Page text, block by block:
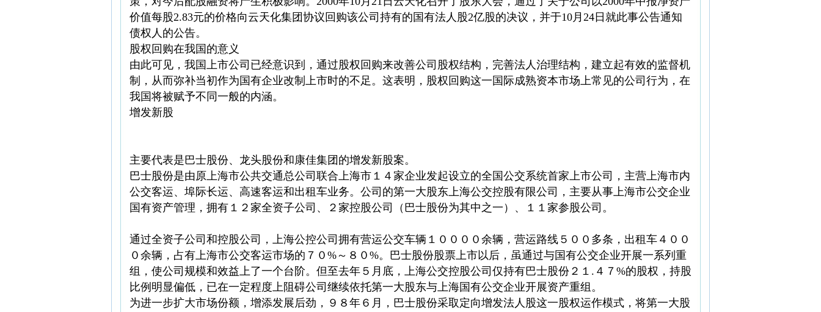
价值每股2.83元的价格向云天化集团协议回购该公司持有的国有法人股2亿股的决议，并于10月24日就此事公告通知
债权人的公告。
股权回购在我国的意义
由此可见，我国上市公司已经意识到，通过股权回购来改善公司股权结构，完善法人治理结构，建立起有效的监督机
制，从而弥补当初作为国有企业改制上市时的不足。这表明，股权回购这一国际成熟资本市场上常见的公司行为，在
我国将被赋予不同一般的内涵。
增发新股
主要代表是巴士股份、龙头股份和康佳集团的增发新股案。
巴士股份是由原上海市公共交通总公司联合上海市１４家企业发起设立的全国公交系统首家上市公司，主营上海市内
公交客运、埠际长运、高速客运和出租车业务。公司的第一大股东上海公交控股有限公司，主要从事上海市公交企业
国有资产管理，拥有１２家全资子公司、２家控股公司（巴士股份为其中之一）、１１家参股公司。
通过全资子公司和控股公司，上海公控公司拥有营运公交车辆１００００余辆，营运路线５００多条，出租车４００
０余辆，占有上海市公交客运市场的７０%～８０%。巴士股份股票上市以后，虽通过与国有公交企业开展一系列重
组，使公司规模和效益上了一个台阶。但至去年５月底，上海公交控股公司仅持有巴士股份２１.４７%的股权，持股
比例明显偏低，已在一定程度上阻碍公司继续依托第一大股东与上海国有公交企业开展资产重组。
为进一步扩大市场份额，增添发展后劲，９８年６月，巴士股份采取定向增发法人股这一股权运作模式，将第一大股